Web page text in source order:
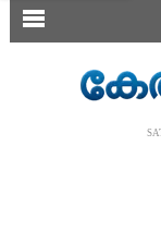
SECTIONS